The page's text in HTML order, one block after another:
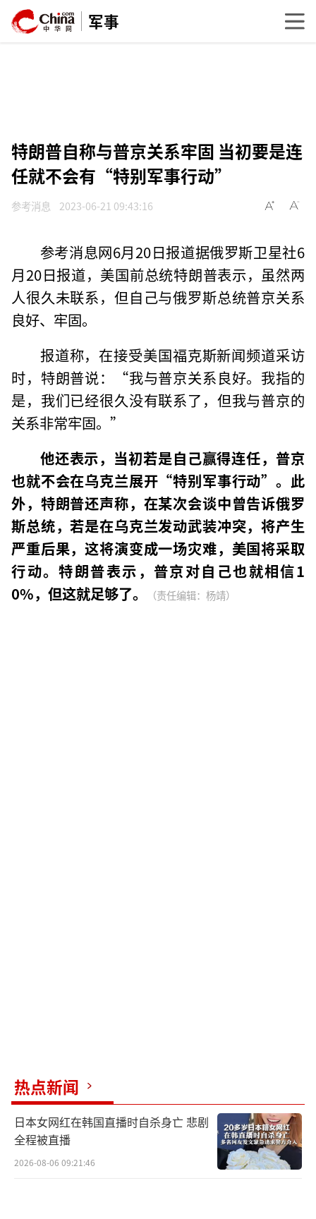
军事
特朗普自称与普京关系牢固 当初要是连
任就不会有“特别军事行动”
参考消息 2023-06-21 09:43:16
参考消息网6月20日报道据俄罗斯卫星社6
月20日报道，美国前总统特朗普表示，虽然两
人很久未联系，但自己与俄罗斯总统普京关系
良好、牢固。
报道称，在接受美国福克斯新闻频道采访
时，特朗普说：“我与普京关系良好。我指的
是，我们已经很久没有联系了，但我与普京的
关系非常牢固。”
他还表示，当初若是自己赢得连任，普京
也就不会在乌克兰展开“特别军事行动”。此
外，特朗普还声称，在某次会谈中曾告诉俄罗
斯总统，若是在乌克兰发动武装冲突，将产生
严重后果，这将演变成一场灾难，美国将采取
行动。特朗普表示，普京对自己也就相信1
0%，但这就足够了。
（责任编辑：杨靖）
热点新闻
日本女网红在韩国直播时自杀身亡 悲剧
全程被直播
2026-08-06 09:21:46